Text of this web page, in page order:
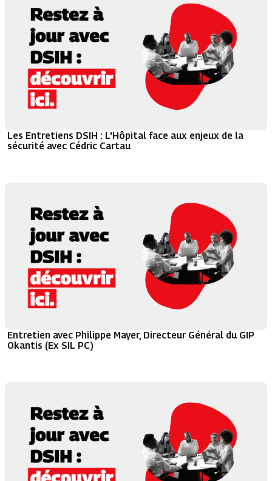
Les Entretiens DSIH : L'Hôpital face aux enjeux de la
sécurité avec Cédric Cartau
Entretien avec Philippe Mayer, Directeur Général du GIP
Okantis (Ex SIL PC)